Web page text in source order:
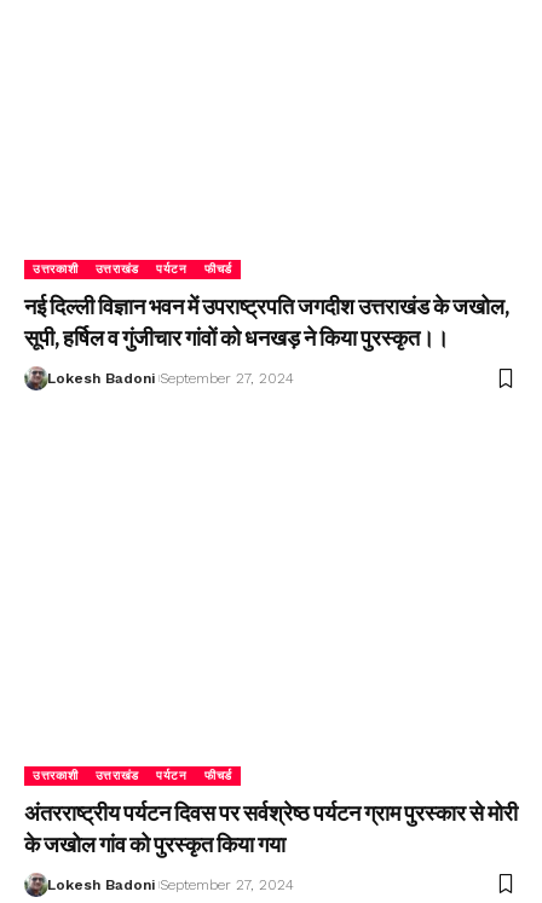
उत्तरकाशी उत्तराखंड पर्यटन फीचर्ड
नई दिल्ली विज्ञान भवन में उपराष्ट्रपति जगदीश उत्तराखंड के जखोल,
सूपी, हर्षिल व गुंजीचार गांवों को धनखड़ ने किया पुरस्कृत।।
Lokesh Badoni September 27, 2024
उत्तरकाशी उत्तराखंड पर्यटन फीचर्ड
अंतरराष्ट्रीय पर्यटन दिवस पर सर्वश्रेष्ठ पर्यटन ग्राम पुरस्कार से मोरी
के जखोल गांव को पुरस्कृत किया गया
Lokesh Badoni September 27, 2024